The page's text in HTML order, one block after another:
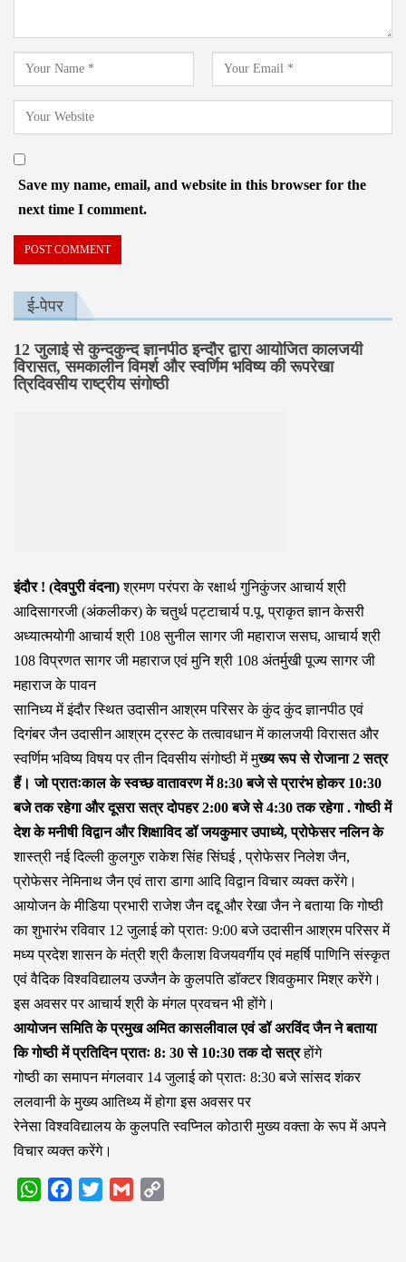
Save my name, email, and website in this browser for the
next time I comment.
ई-पेपर
12 जुलाई से कुन्दकुन्द ज्ञानपीठ इन्दौर द्वारा आयोजित कालजयी
विरासत, समकालीन विमर्श और स्वर्णिम भविष्य की रूपरेखा
त्रिदिवसीय राष्ट्रीय संगोष्ठी
इंदौर ! (देवपुरी वंदना)श्रमण परंपरा के रक्षार्थ गुनिकुंजर आचार्य श्री
आदिसागरजी (अंकलीकर) के चतुर्थ पट्टाचार्य प.पू. प्राकृत ज्ञान केसरी
अध्यात्मयोगी आचार्य श्री 108 सुनील सागर जी महाराज ससघ, आचार्य श्री
108 विप्रणत सागर जी महाराज एवं मुनि श्री 108 अंतर्मुखी पूज्य सागर जी
महाराज के पावन
सानिध्य में इंदौर स्थित उदासीन आश्रम परिसर के कुंद कुंद ज्ञानपीठ एवं
दिगंबर जैन उदासीन आश्रम ट्रस्ट के तत्वावधान में कालजयी विरासत और
स्वर्णिम भविष्य विषय पर तीन दिवसीय संगोष्ठी में मुख्य रूप से रोजाना 2 सत्र
हैं। जो प्रातःकाल के स्वच्छ वातावरण में 8:30 बजे से प्रारंभ होकर 10:30
बजे तक रहेगा और दूसरा सत्र दोपहर 2:00 बजे से 4:30 तक रहेगा . गोष्ठी में
देश के मनीषी विद्वान और शिक्षाविद डॉ जयकुमार उपाध्ये, प्रोफेसर नलिन के
शास्त्री नई दिल्ली कुलगुरु राकेश सिंह सिंघई , प्रोफेसर निलेश जैन,
प्रोफेसर नेमिनाथ जैन एवं तारा डागा आदि विद्वान विचार व्यक्त करेंगे।
आयोजन के मीडिया प्रभारी राजेश जैन दद्दू और रेखा जैन ने बताया कि गोष्ठी
का शुभारंभ रविवार 12 जुलाई को प्रातः 9:00 बजे उदासीन आश्रम परिसर में
मध्य प्रदेश शासन के मंत्री श्री कैलाश विजयवर्गीय एवं महर्षि पाणिनि संस्कृत
एवं वैदिक विश्वविद्यालय उज्जैन के कुलपति डॉक्टर शिवकुमार मिश्र करेंगे।
इस अवसर पर आचार्य श्री के मंगल प्रवचन भी होंगे।
आयोजन समिति के प्रमुख अमित कासलीवाल एवं डॉ अरविंद जैन ने बताया
कि गोष्ठी में प्रतिदिन प्रातः 8: 30 से 10:30 तक दो सत्रहोंगे
गोष्ठी का समापन मंगलवार 14 जुलाई को प्रातः 8:30 बजे सांसद शंकर
ललवानी के मुख्य आतिथ्य में होगा इस अवसर पर
रेनेसा विश्वविद्यालय के कुलपति स्वप्निल कोठारी मुख्य वक्ता के रूप में अपने
विचार व्यक्त करेंगे।
WhatsAppFacebook
Twitter Gmail